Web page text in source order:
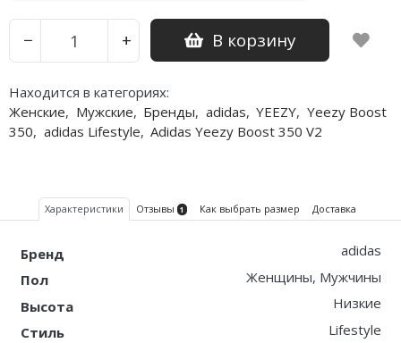
− + В корзину
Находится в категориях:
Женские, Мужские, Бренды, adidas, YEEZY, Yeezy Boost
350, adidas Lifestyle, Adidas Yeezy Boost 350 V2
Характеристики Отзывы 1 Как выбрать размер Доставка
Бренд
adidas
Пол
Женщины, Мужчины
Высота
Низкие
Стиль
Lifestyle
Air Jordan 14
Air Jordan 15
Air Jordan 23
Nike LeBron
Nike Kyrie
Nike Freak
Nike KD
Nike Kobe
Nike Uptempo
Nike Foamposite